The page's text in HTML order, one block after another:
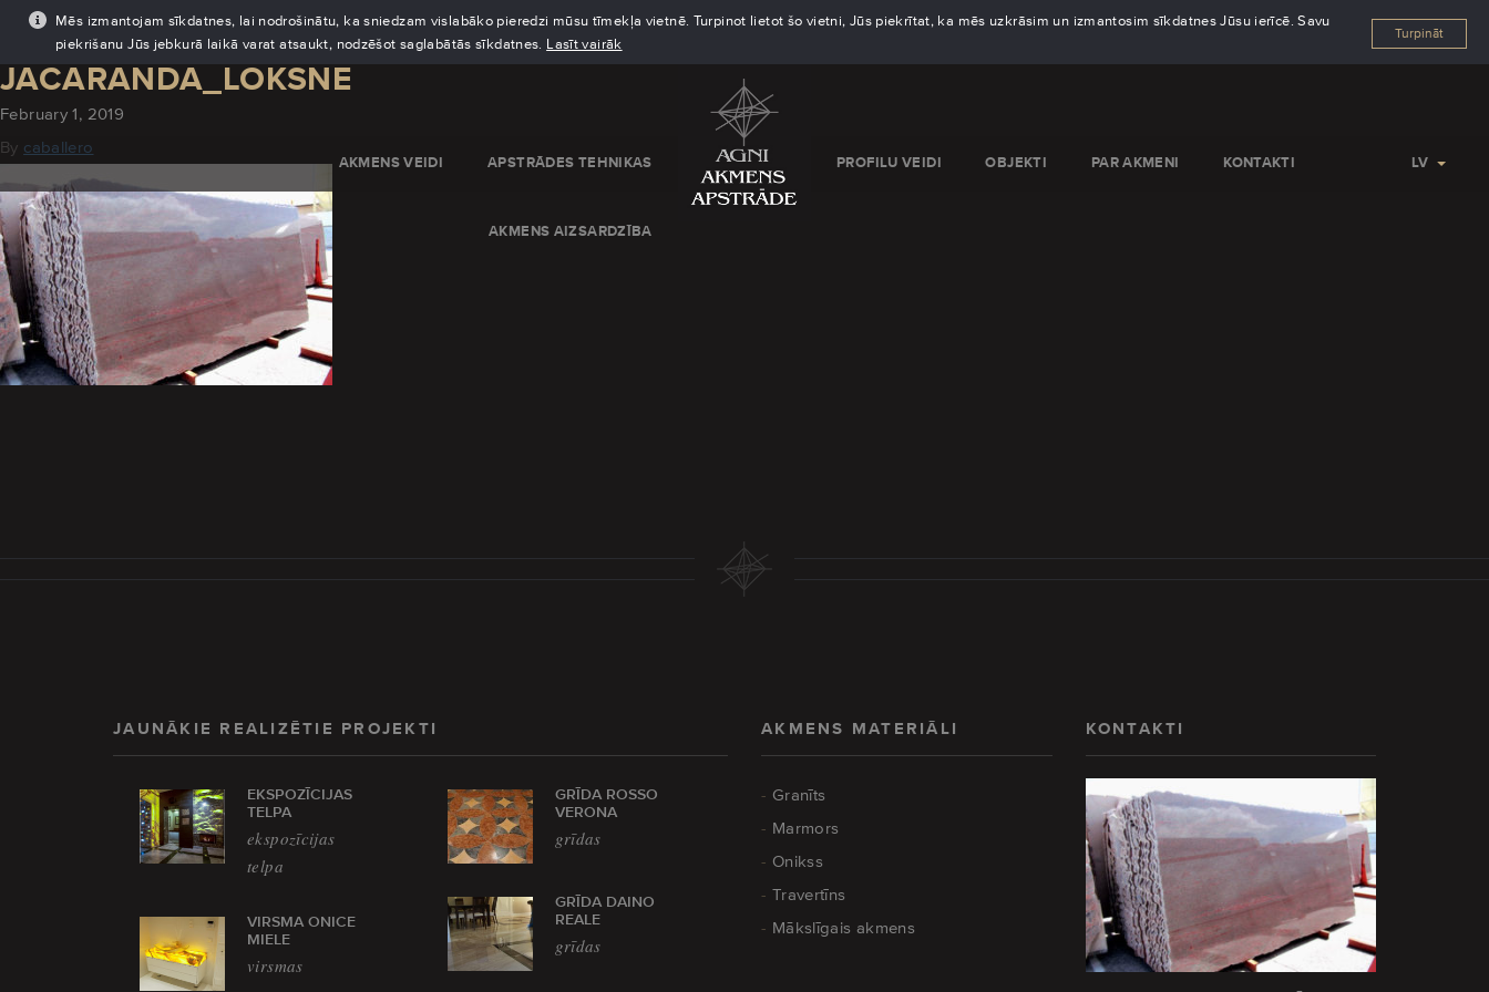
Mēs izmantojam sīkdatnes, lai nodrošinātu, ka sniedzam vislabāko pieredzi mūsu tīmekļa vietnē. Turpinot lietot šo vietni, Jūs piekrītat, ka mēs uzkrāsim un izmantosim sīkdatnes Jūsu ierīcē. Savu
piekrišanu Jūs jebkurā laikā varat atsaukt, nodzēšot saglabātās sīkdatnes. Lasīt vairāk
Turpināt
AKMENS VEIDI APSTRĀDES TEHNIKAS
AKMENS AIZSARDZĪBA
PROFILU VEIDI OBJEKTI PAR AKMENI KONTAKTI LV
JACARANDA_LOKSNE
February 1, 2019
By caballero
JAUNĀKIE REALIZĒTIE PROJEKTI
EKSPOZĪCIJAS
TELPA
ekspozīcijas
telpa
VIRSMA ONICE
MIELE
virsmas
GRĪDA ROSSO
VERONA
grīdas
GRĪDA DAINO
REALE
grīdas
AKMENS MATERIĀLI
Granīts
Marmors
Onikss
Travertīns
Mākslīgais akmens
KONTAKTI